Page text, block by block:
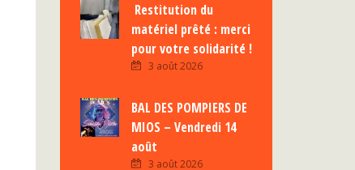
Restitution du
matériel prêté : merci
pour votre solidarité !
3 août 2026
BAL DES POMPIERS DE
MIOS – Vendredi 14
août
3 août 2026